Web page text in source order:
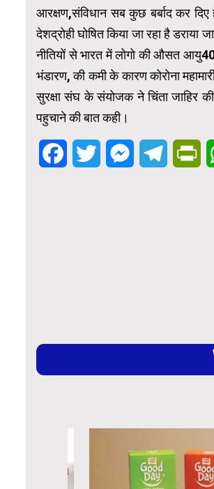
आरक्षण,संविधान सब कुछ बर्बाद कर दिए
देशद्रोही घोषित किया जा रहा है डराया
नीतियों से भारत में लोगो की औसत
भंडारण, की कमी के कारण कोरोना
सुरक्षा संघ के संयोजक ने चिंता जाहिर
पहुचाने की बात कही।
FacebookTwitter Messenger